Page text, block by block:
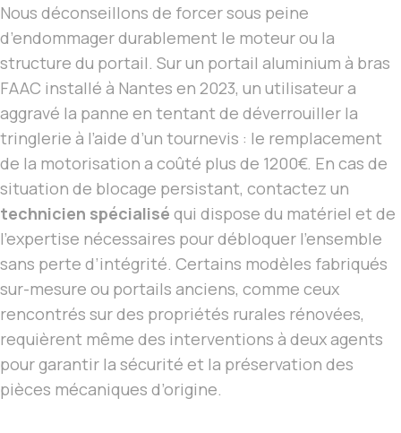
Nous déconseillons de forcer sous peine
d’endommager durablement le moteur ou la
structure du portail. Sur un portail aluminium à bras
FAAC installé à Nantes en 2023, un utilisateur a
aggravé la panne en tentant de déverrouiller la
tringlerie à l’aide d’un tournevis : le remplacement
de la motorisation a coûté plus de 1200€. En cas de
situation de blocage persistant, contactez un
technicien spécialisé qui dispose du matériel et de
l’expertise nécessaires pour débloquer l’ensemble
sans perte d’intégrité. Certains modèles fabriqués
sur-mesure ou portails anciens, comme ceux
rencontrés sur des propriétés rurales rénovées,
requièrent même des interventions à deux agents
pour garantir la sécurité et la préservation des
pièces mécaniques d’origine.